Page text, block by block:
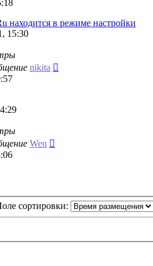
находится в режиме настройки
15:30
nikita
Wen
сортировки: